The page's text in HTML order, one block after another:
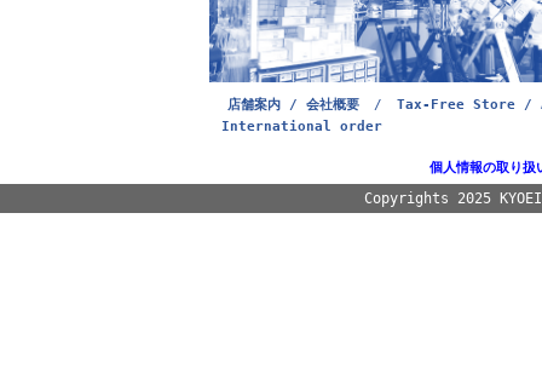
店舗案内 / 会社概要 /
Tax-Free Store /
International order
個人情報の取り扱
Copyrights 2025